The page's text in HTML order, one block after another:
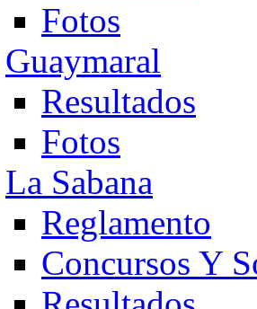
Fotos
Guaymaral
Resultados
Fotos
La Sabana
Reglamento
Concursos Y